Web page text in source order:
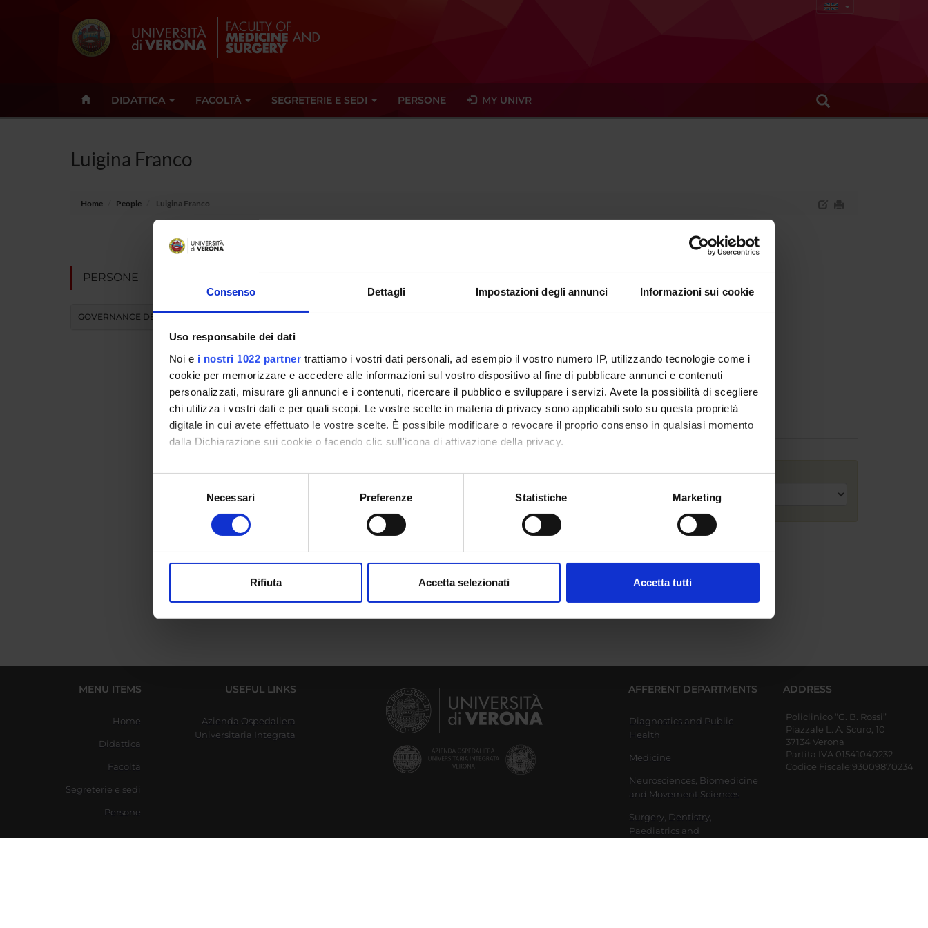
Consenso Dettagli Impostazioni degli annunci Informazioni sui cookie
Uso responsabile dei dati
Noi e i nostri 1022 partner trattiamo i vostri dati personali, ad esempio il vostro numero IP, utilizzando tecnologie come i
cookie per memorizzare e accedere alle informazioni sul vostro dispositivo al fine di pubblicare annunci e contenuti
personalizzati, misurare gli annunci e i contenuti, ricercare il pubblico e sviluppare i servizi. Avete la possibilità di scegliere
chi utilizza i vostri dati e per quali scopi. Le vostre scelte in materia di privacy sono applicabili solo su questa proprietà
digitale in cui avete effettuato le vostre scelte. È possibile modificare o revocare il proprio consenso in qualsiasi momento
dalla Dichiarazione sui cookie o facendo clic sull'icona di attivazione della privacy.
Con il tuo consenso, vorremmo anche:
raccogliere informazioni sulla tua posizione geografica, con un'approssimazione di qualche metro,
digitali).
modificare o ritirare il tuo consenso in qualsiasi momento dalla Dichiarazione sui cookie.
Necessari Preferenze Statistiche Marketing
Rifiuta Accetta selezionati Accetta tutti
DIDATTICA FACOLTÀ SEGRETERIE E SEDI PERSONE MY UNIVR
Luigina Franco
Home People Luigina Franco
PERSONE
GOVERNANCE DELLA FACOLTÀ
Not present since October 31, 2016
Teaching 0 Announcements 0 Research Publications Assignments
MODULES
Modules running in the period selected:
Click on the module to see the timetable and course details.
Academic year
MENU ITEMS
Home
Didattica
Facoltà
Segreterie e sedi
Persone
USEFUL LINKS
Azienda Ospedaliera
Universitaria Integrata
AFFERENT DEPARTMENTS
Diagnostics and Public
Health
Medicine
Neurosciences, Biomedicine
and Movement Sciences
Surgery, Dentistry,
Paediatrics and
ADDRESS
Policlinico “G. B. Rossi”
Piazzale L. A. Scuro, 10
37134 Verona
Partita IVA 01541040232
Codice Fiscale:93009870234